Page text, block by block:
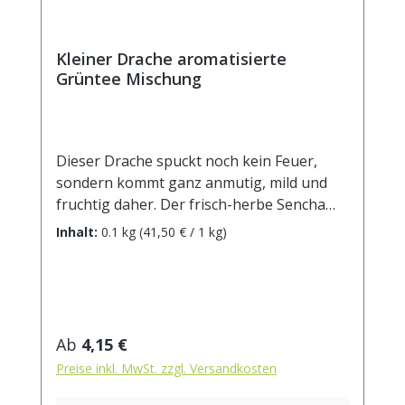
Kleiner Drache aromatisierte
Grüntee Mischung
Dieser Drache spuckt noch kein Feuer,
sondern kommt ganz anmutig, mild und
fruchtig daher. Der frisch-herbe Sencha
hat als aromatische Gegenspieler
„Kleinen Drachen“ auch optisch zu einem
sehr dekorativen „Haustier“. Zutaten:
Grüner Tee China Sencha, Aroma,
Inhalt: 0.1 kg (41,50 € / 1 kg)
Regulärer Preis:
Ab 4,15 €
Preise inkl. MwSt. zzgl. Versandkosten